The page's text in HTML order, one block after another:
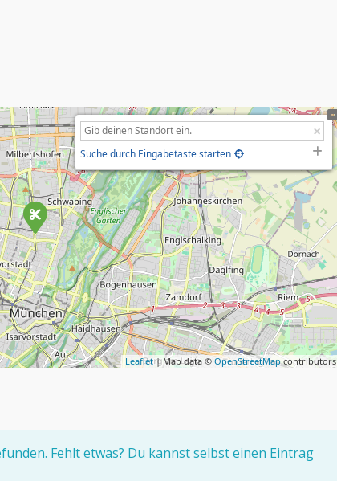
Suche durch Eingabetaste starten
Leaflet| Map data ©OpenStreetMapcontributors
Fehlt etwas? Du kannst selbsteinen Eintrag